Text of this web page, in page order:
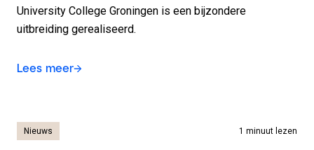
University College Groningen is een bijzondere
uitbreiding gerealiseerd.
Lees meer
Nieuws 1 minuut lezen